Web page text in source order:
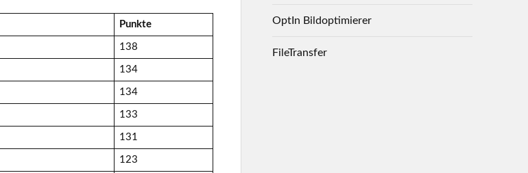
Punkte
138
134
134
133
131
123
OptIn Bildoptimierer
FileTransfer